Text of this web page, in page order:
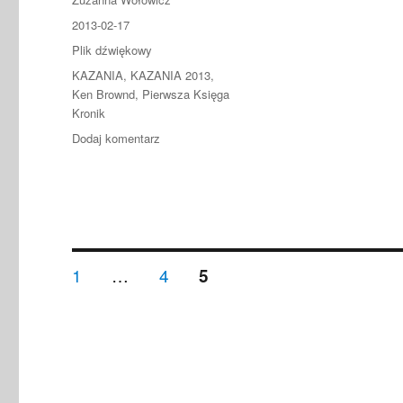
Data
publikacji
2013-02-17
Format
Plik dźwiękowy
Kategorie
KAZANIA, KAZANIA 2013,
Ken Brownd, Pierwsza Księga
Kronik
Dodaj komentarz
Bliska
relacja
Nawigacja
STRONA
1 … STRONA
4 STRONA
5